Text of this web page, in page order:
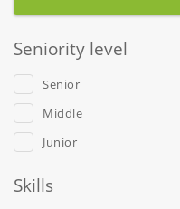
Seniority level
Senior
Middle
Junior
Skills